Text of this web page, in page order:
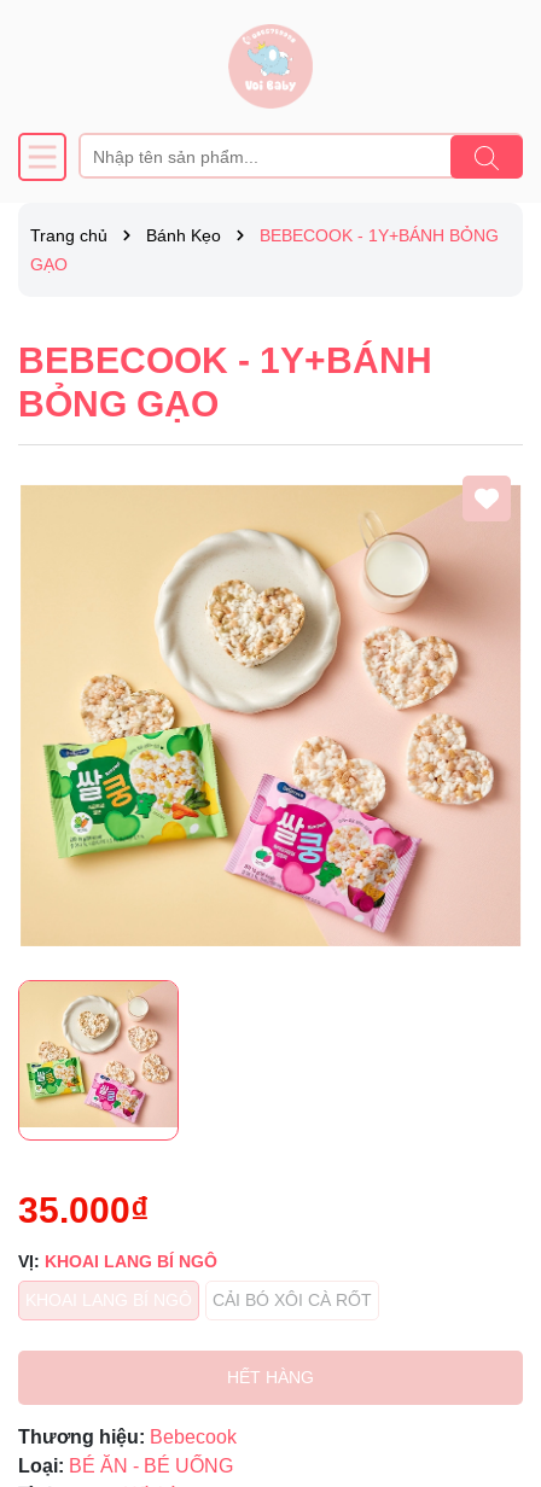
Trang chủ Bánh Kẹo
BEBECOOK - 1Y+BÁNH BỎNG
GẠO
BEBECOOK - 1Y+BÁNH
BỎNG GẠO
35.000₫
VỊ: KHOAI LANG BÍ NGÔ
KHOAI LANG BÍ NGÔ
CẢI BÓ XÔI CÀ RỐT
HẾT HÀNG
Thương hiệu: Bebecook
Loại: BÉ ĂN - BÉ UỐNG